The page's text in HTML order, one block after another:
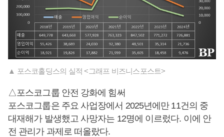
▲ 포스코홀딩스의 실적 <그래프 비즈니스포스트>
△포스코그룹 안전 강화에 힘써
포스코그룹은 주요 사업장에서 2025년에만 11건의 중
대재해가 발생했고 사망자는 12명에 이르렀다. 이에 안
전 관리가 과제로 떠올랐다.